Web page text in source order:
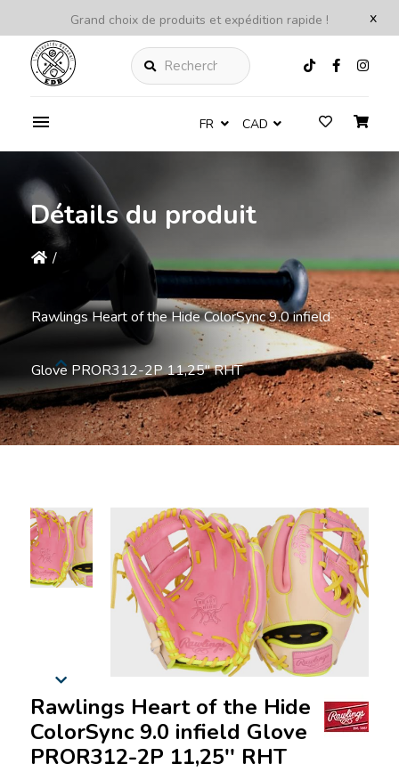
x
Grand choix de produits et expédition rapide !
Rechercher
FR CAD
Détails du produit
/
Rawlings Heart of the Hide ColorSync 9.0 infield
Glove PROR312-2P 11,25'' RHT
Rawlings Heart of the Hide
ColorSync 9.0 infield Glove
PROR312-2P 11,25'' RHT